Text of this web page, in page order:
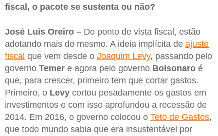
fiscal, o pacote se sustenta ou não?
José Luis Oreiro – Do ponto de vista fiscal, estão
adotando mais do mesmo. A ideia implícita de ajuste
fiscal que vem desde o Joaquim Levy, passando pelo
governo Temer e agora pelo governo Bolsonaro é
que, para crescer, primeiro tem que cortar gastos.
Primeiro, o Levy cortou pesadamente os gastos em
investimentos e com isso aprofundou a recessão de
2014. Em 2016, o governo colocou o Teto de Gastos,
que todo mundo sabia que era insustentável por